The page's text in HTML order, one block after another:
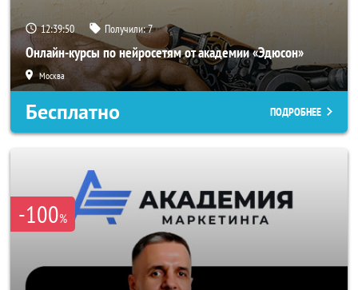
12:39:49 Получили:7
Онлайн-курсы по нейросетям от академии «Эдюсон»
Москва
Бесплатно ПОДРОБНЕЕ
-100%